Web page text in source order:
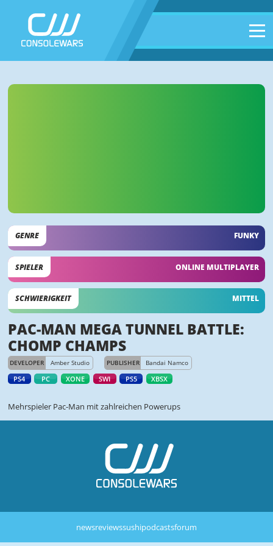
GENRE FUNKY
SPIELER ONLINE MULTIPLAYER
SCHWIERIGKEIT MITTEL
PAC-MAN MEGA TUNNEL BATTLE:
CHOMP CHAMPS
DEVELOPER Amber Studio PUBLISHER Bandai Namco
PS4 PC XONE SWI PS5 XBSX
Mehrspieler Pac-Man mit zahlreichen Powerups
newsreviewssushipodcastsforum